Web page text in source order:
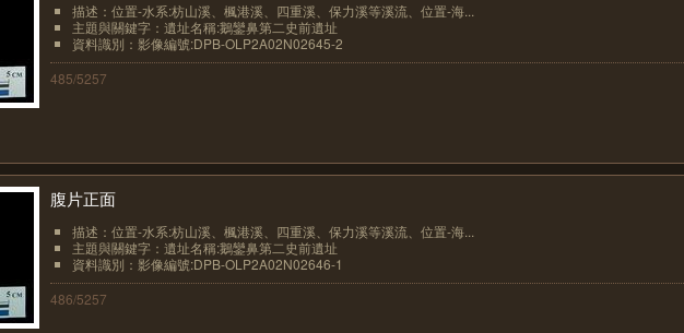
描述：位置-水系:枋山溪、楓港溪、四重溪、保力溪等溪流、位置-海...
主題與關鍵字：遺址名稱:鵝鑾鼻第二史前遺址
資料識別：影像編號:DPB-OLP2A02N02645-2
485/5257
腹片正面
描述：位置-水系:枋山溪、楓港溪、四重溪、保力溪等溪流、位置-海...
主題與關鍵字：遺址名稱:鵝鑾鼻第二史前遺址
資料識別：影像編號:DPB-OLP2A02N02646-1
486/5257